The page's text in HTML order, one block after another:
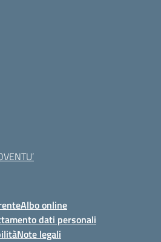
Albo online
dati personali
Note legali